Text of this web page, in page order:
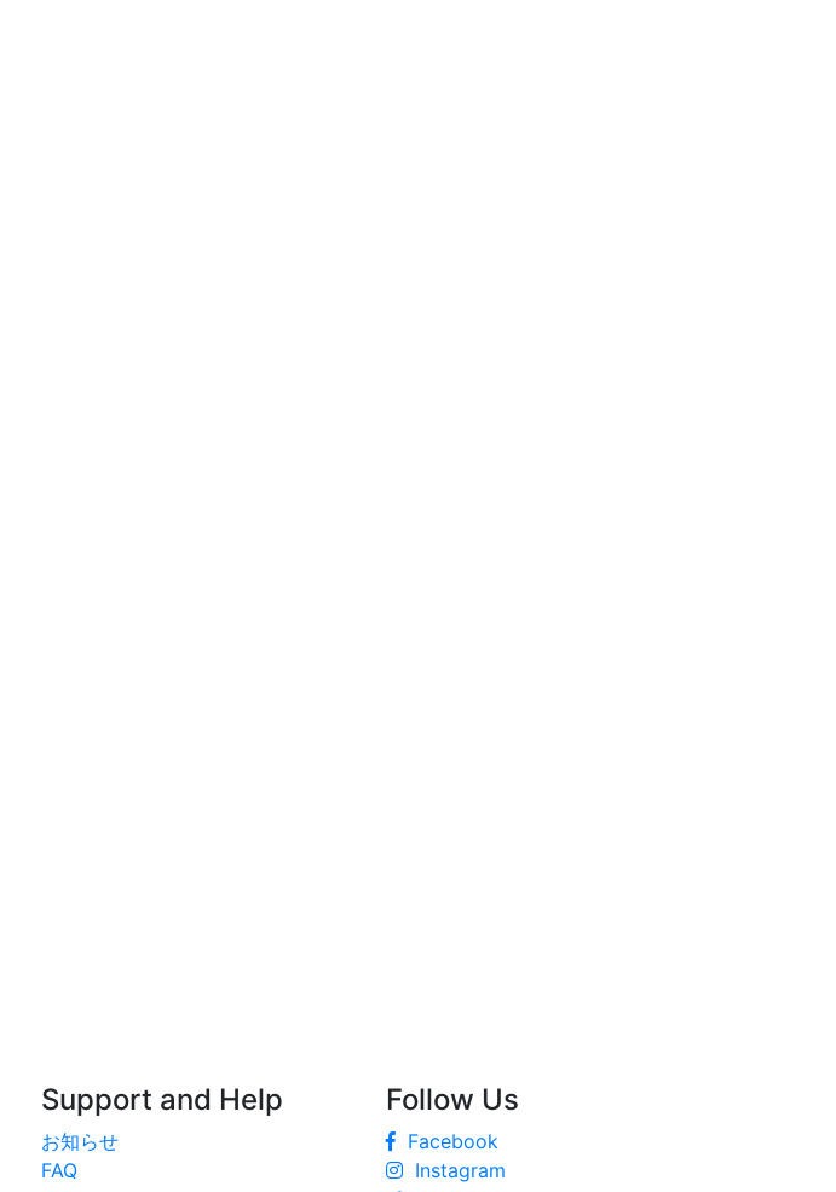
Support and Help
お知らせ
FAQ
Follow Us
Facebook
Instagram